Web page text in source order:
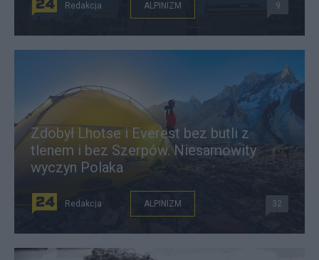
Redakcja ALPINIZM 9
Zdobył Lhotse i Everest bez butli z
tlenem i bez Szerpów. Niesamowity
wyczyn Polaka
Redakcja ALPINIZM 32